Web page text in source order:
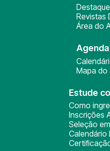
Revistas
Área do
Mapa do
Estude
Como
Inscrições
Seleção
Calendário